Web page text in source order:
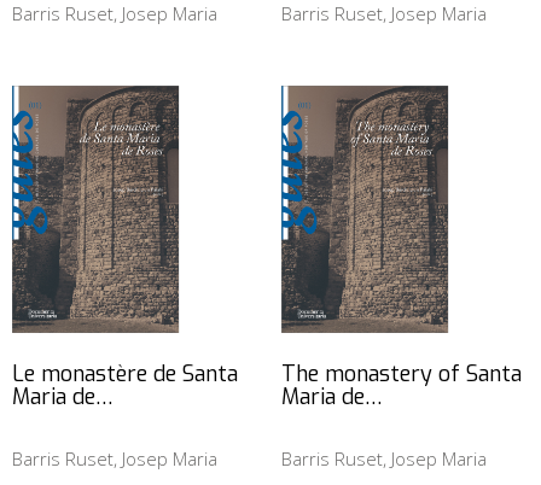
Barris Ruset, Josep Maria Barris Ruset, Josep Maria
Le monastère de Santa
Maria de…
Barris Ruset, Josep Maria
The monastery of Santa
Maria de…
Barris Ruset, Josep Maria